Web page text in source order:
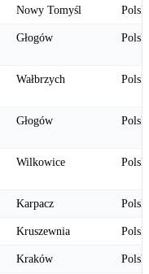
Nowy Tomyśl
Głogów
Wałbrzych
Głogów
Wilkowice
Karpacz
Kruszewnia
Kraków